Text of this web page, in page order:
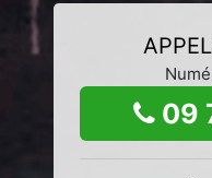
09